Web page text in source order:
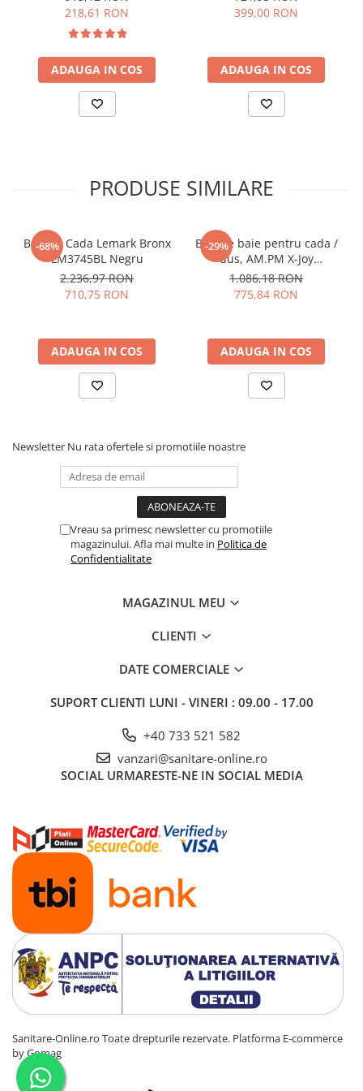
218,61 RON
ADAUGA IN COS
399,00 RON
ADAUGA IN COS
PRODUSE SIMILARE
-68%
Baterie Cada Lemark Bronx
LM3745BL Negru
2.236,97 RON
710,75 RON
ADAUGA IN COS
-29%
Baterie baie pentru cada /
dus, AM.PM X-Joy
F85A50022, termostata,
montaj aplicat, finisaj negru
1.086,18 RON
775,84 RON
ADAUGA IN COS
Newsletter Nu rata ofertele si promotiile noastre
Vreau sa primesc newsletter cu promotiile
magazinului. Afla mai multe in Politica de
Confidentialitate
MAGAZINUL MEU
CLIENTI
DATE COMERCIALE
SUPORT CLIENTI LUNI - VINERI : 09.00 - 17.00
+40 733 521 582
vanzari@sanitare-online.ro
SOCIAL URMARESTE-NE IN SOCIAL MEDIA
Sanitare-Online.ro Toate drepturile rezervate. Platforma E-commerce
by Gomag